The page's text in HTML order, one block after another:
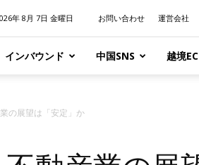
年 8月 7日 金曜日 お問い合わせ 運営会社
インバウンド 中国SNS 越境EC
の展望は「安定」か